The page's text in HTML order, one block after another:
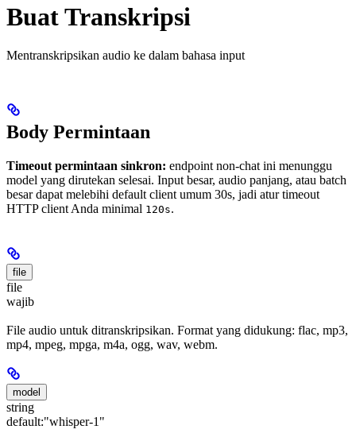
Buat Transkripsi
Mentranskripsikan audio ke dalam bahasa input
Body Permintaan
Timeout permintaan sinkron: endpoint non-chat ini menunggu
model yang dirutekan selesai. Input besar, audio panjang, atau batch
besar dapat melebihi default client umum 30s, jadi atur timeout
HTTP client Anda minimal 120s.
file
file
wajib
File audio untuk ditranskripsikan. Format yang didukung: flac, mp3,
mp4, mpeg, mpga, m4a, ogg, wav, webm.
model
string
default:"whisper-1"